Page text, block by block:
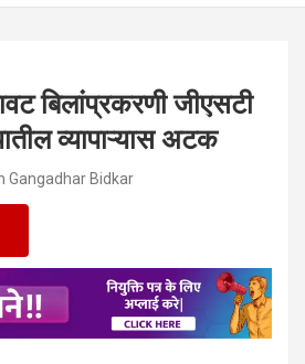
बिलांप्रकरणी जीएसटी
व्यापाऱ्यास अटक
Gangadhar Bidkar